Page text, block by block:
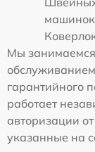
машинок
Мы
гарантийного
работает
авторизации
указанные на